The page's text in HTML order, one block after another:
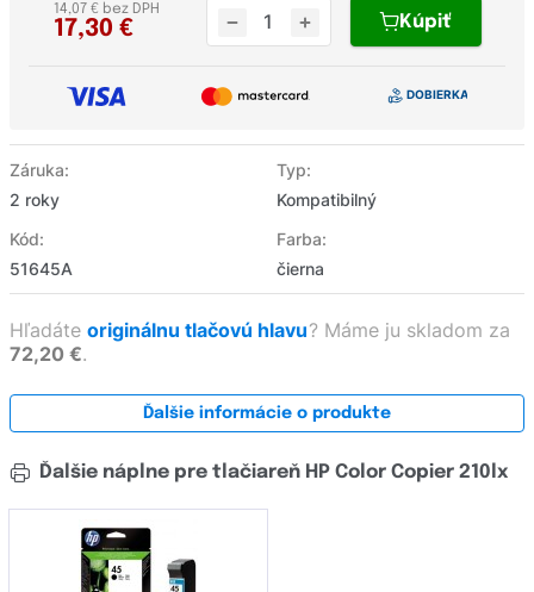
Záruka:
2 roky
Typ:
Kompatibilný
Kód:
51645A
Farba:
čierna
17,30 €
14,07 € bez DPH
Kúpiť
Hľadáte originálnu tlačovú hlavu? Máme ju skladom za
72,20 €.
Ďalšie informácie o produkte
Ďalšie náplne pre tlačiareň HP Color Copier 210lx